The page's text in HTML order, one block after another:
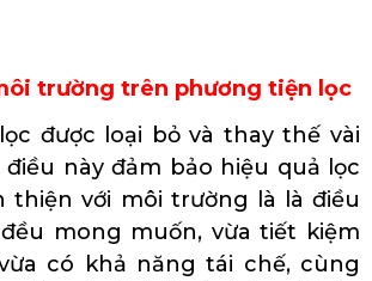
trường trên phương tiện lọc
được loại bỏ và thay thế vài
này đảm bảo hiệu quả lọc
thiện với môi trường là là điều
mong muốn, vừa tiết kiệm
có khả năng tái chế, cùng